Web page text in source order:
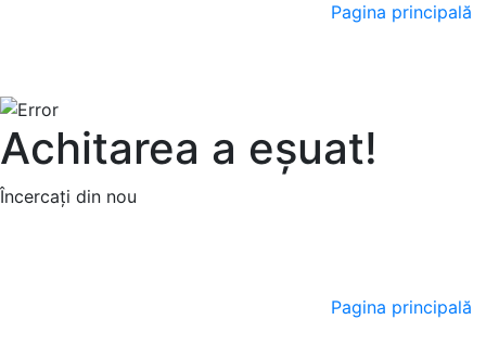
Pagina principală
Achitarea a eșuat!
Încercați din nou
Pagina principală